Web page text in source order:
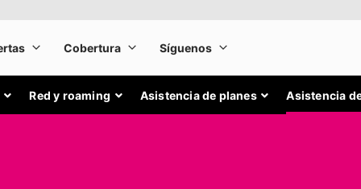
Red y roaming Asistencia de planes Asistencia